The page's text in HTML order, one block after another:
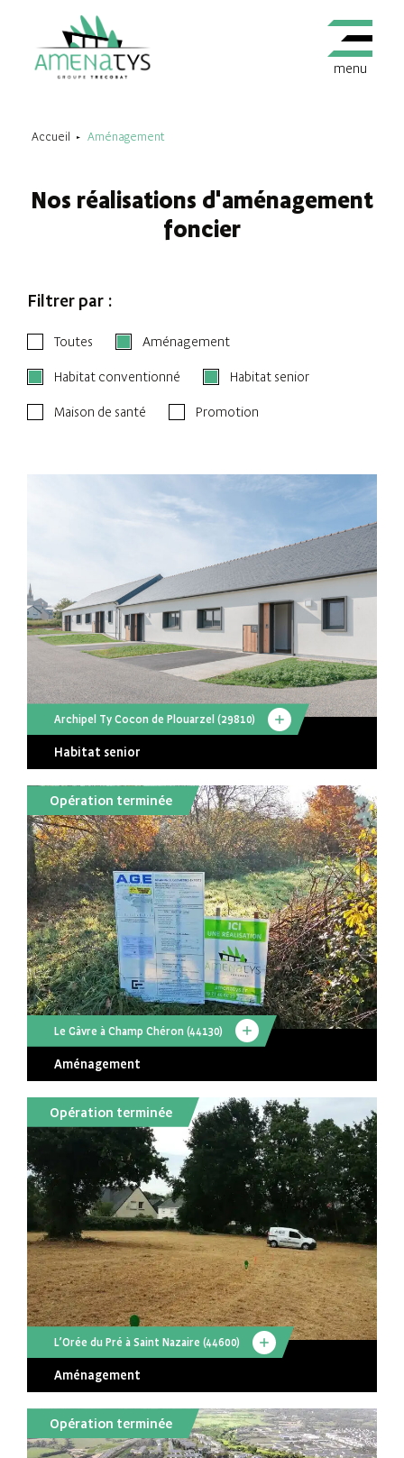
menu
Accueil Aménagement
Nos réalisations d'aménagement
foncier
Filtrer par :
Toutes Aménagement
Habitat conventionné Habitat senior
Maison de santé Promotion
Archipel Ty Cocon de Plouarzel (29810)
Habitat senior
Opération terminée
Le Gâvre à Champ Chéron (44130)
Aménagement
Opération terminée
L’Orée du Pré à Saint Nazaire (44600)
Aménagement
Opération terminée